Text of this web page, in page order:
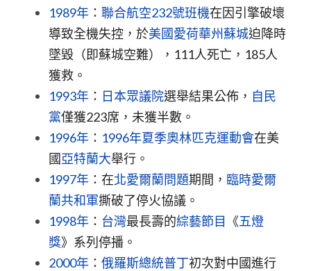
1989年 ： 聯合航空232號班機在因引擎破壞
導致全機失控，於美國愛荷華州蘇城迫降時
墜毀（即蘇城空難），111人死亡，185人
獲救。
1993年 ： 日本眾議院選舉結果公佈， 自民
黨僅獲223席，未獲半數。
1996年 ： 1996年夏季奧林匹克運動會在美
國亞特蘭大舉行。
1997年 ：在北愛爾蘭問題期間， 臨時愛爾
蘭共和軍撕破了停火協議。
1998年 ： 台灣最長壽的綜藝節目 《五燈
獎》系列停播。
2000年 ： 俄羅斯總統普丁初次對中國進行